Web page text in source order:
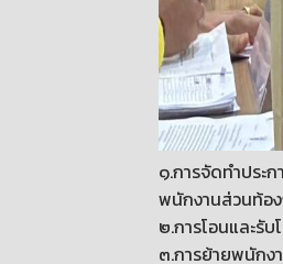
๑.การจัดทำประ
พนักงานส่วนท้อ
๒.การโอนและรั
๓.การย้ายพนักง